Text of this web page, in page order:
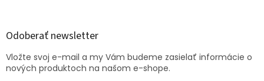
Odoberať newsletter
Vložte svoj e-mail a my Vám budeme zasielať informácie o
nových produktoch na našom e-shope.